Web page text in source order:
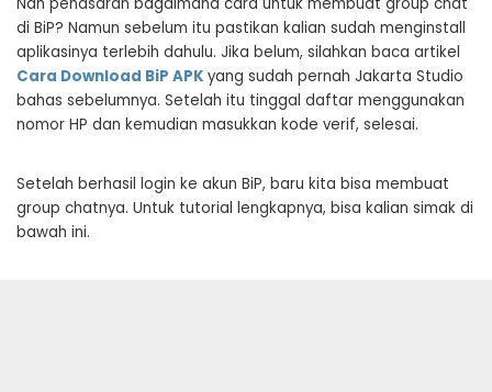
di BiP? Namun sebelum itu pastikan kalian sudah menginstall
aplikasinya terlebih dahulu. Jika belum, silahkan baca artikel
Cara Download BiP APK yang sudah pernah Jakarta Studio
bahas sebelumnya. Setelah itu tinggal daftar menggunakan
nomor HP dan kemudian masukkan kode verif, selesai.
Setelah berhasil login ke akun BiP, baru kita bisa membuat
group chatnya. Untuk tutorial lengkapnya, bisa kalian simak di
bawah ini.